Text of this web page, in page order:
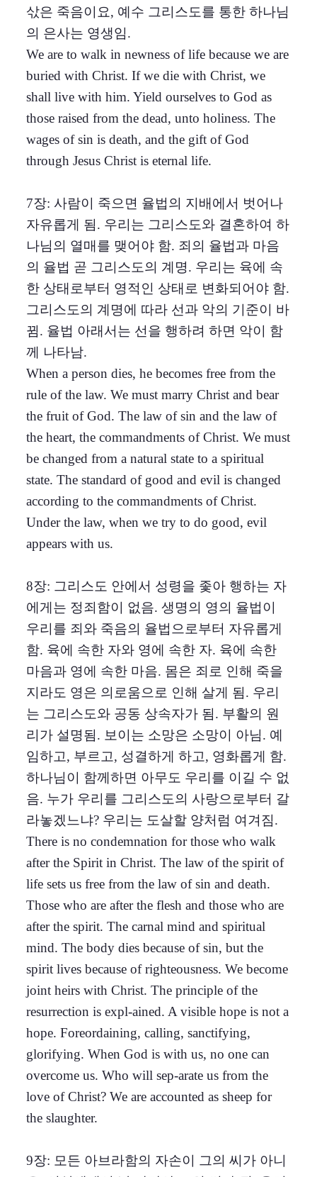
삯은 죽음이요, 예수 그리스도를 통한 하나님
의 은사는 영생임.
We are to walk in newness of life because we are
buried with Christ. If we die with Christ, we
shall live with him. Yield ourselves to God as
those raised from the dead, unto holiness. The
wages of sin is death, and the gift of God
through Jesus Christ is eternal life.
7장: 사람이 죽으면 율법의 지배에서 벗어나
자유롭게 됨. 우리는 그리스도와 결혼하여 하
나님의 열매를 맺어야 함. 죄의 율법과 마음
의 율법 곧 그리스도의 계명. 우리는 육에 속
한 상태로부터 영적인 상태로 변화되어야 함.
그리스도의 계명에 따라 선과 악의 기준이 바
뀜. 율법 아래서는 선을 행하려 하면 악이 함
께 나타남.
When a person dies, he becomes free from the
rule of the law. We must marry Christ and bear
the fruit of God. The law of sin and the law of
the heart, the commandments of Christ. We must
be changed from a natural state to a spiritual
state. The standard of good and evil is changed
according to the commandments of Christ.
Under the law, when we try to do good, evil
appears with us.
8장: 그리스도 안에서 성령을 좇아 행하는 자
에게는 정죄함이 없음. 생명의 영의 율법이
우리를 죄와 죽음의 율법으로부터 자유롭게
함. 육에 속한 자와 영에 속한 자. 육에 속한
마음과 영에 속한 마음. 몸은 죄로 인해 죽을
지라도 영은 의로움으로 인해 살게 됨. 우리
는 그리스도와 공동 상속자가 됨. 부활의 원
리가 설명됨. 보이는 소망은 소망이 아님. 예
임하고, 부르고, 성결하게 하고, 영화롭게 함.
하나님이 함께하면 아무도 우리를 이길 수 없
음. 누가 우리를 그리스도의 사랑으로부터 갈
라놓겠느냐? 우리는 도살할 양처럼 여겨짐.
There is no condemnation for those who walk
after the Spirit in Christ. The law of the spirit of
life sets us free from the law of sin and death.
Those who are after the flesh and those who are
after the spirit. The carnal mind and spiritual
mind. The body dies because of sin, but the
spirit lives because of righteousness. We become
joint heirs with Christ. The principle of the
resurrection is expl-ained. A visible hope is not a
hope. Foreordaining, calling, sanctifying,
glorifying. When God is with us, no one can
overcome us. Who will sep-arate us from the
love of Christ? We are accounted as sheep for
the slaughter.
9장: 모든 아브라함의 자손이 그의 씨가 아니